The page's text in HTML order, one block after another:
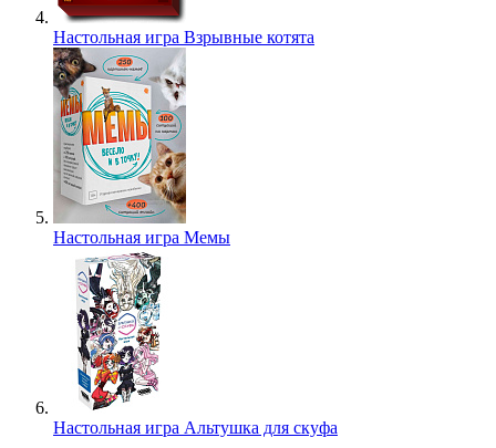
Настольная игра Взрывные котята
Настольная игра Мемы
Настольная игра Альтушка для скуфа